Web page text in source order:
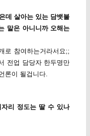
데 살아는 있는 담뱃불
말은 아니니까 오해는
로 참여하는거라서요;;
전업 담당자 한두명만
론이 될겁니다.
리 정도는 딸 수 있나